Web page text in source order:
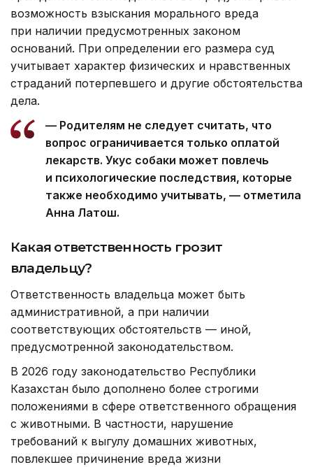
возможность взыскания морального вреда
при наличии предусмотренных законом
оснований. При определении его размера суд
учитывает характер физических и нравственных
страданий потерпевшего и другие обстоятельства
дела.
— Родителям не следует считать, что
вопрос ограничивается только оплатой
лекарств. Укус собаки может повлечь
и психологические последствия, которые
также необходимо учитывать, — отметила
Анна Латош.
Какая ответственность грозит
владельцу?
Ответственность владельца может быть
административной, а при наличии
соответствующих обстоятельств — иной,
предусмотренной законодательством.
В 2026 году законодательство Республики
Казахстан было дополнено более строгими
положениями в сфере ответственного обращения
с животными. В частности, нарушение
требований к выгулу домашних животных,
повлекшее причинение вреда жизни